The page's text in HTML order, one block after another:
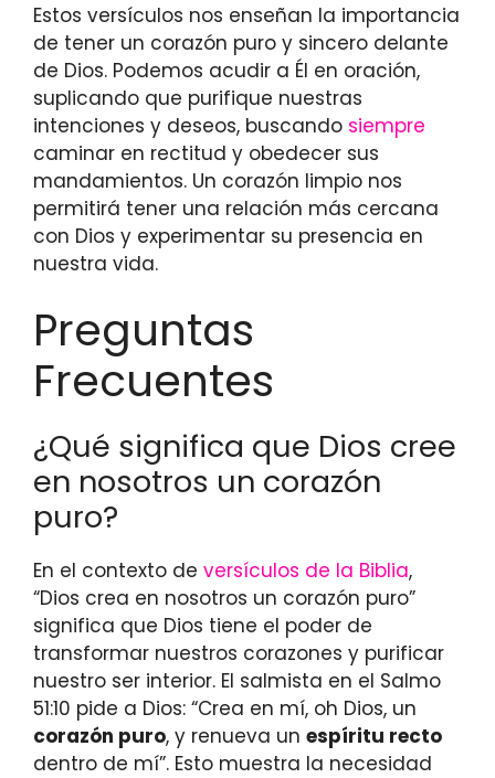
Estos versículos nos enseñan la importancia
de tener un corazón puro y sincero delante
de Dios. Podemos acudir a Él en oración,
suplicando que purifique nuestras
intenciones y deseos, buscando siempre
caminar en rectitud y obedecer sus
mandamientos. Un corazón limpio nos
permitirá tener una relación más cercana
con Dios y experimentar su presencia en
nuestra vida.
Preguntas
Frecuentes
¿Qué significa que Dios cree
en nosotros un corazón
puro?
En el contexto de versículos de la Biblia,
“Dios crea en nosotros un corazón puro”
significa que Dios tiene el poder de
transformar nuestros corazones y purificar
nuestro ser interior. El salmista en el Salmo
51:10 pide a Dios: “Crea en mí, oh Dios, un
corazón puro, y renueva un espíritu recto
dentro de mí”. Esto muestra la necesidad